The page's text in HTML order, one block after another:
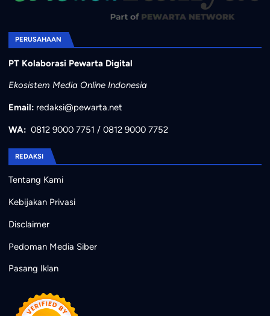
PERUSAHAAN
PT Kolaborasi Pewarta Digital
Ekosistem Media Online Indonesia
Email: redaksi@pewarta.net
WA: 0812 9000 7751 / 0812 9000 7752
REDAKSI
Tentang Kami
Kebijakan Privasi
Disclaimer
Pedoman Media Siber
Pasang Iklan